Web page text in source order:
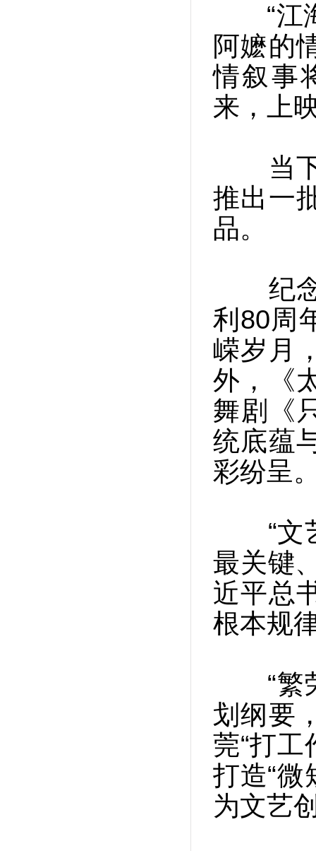
“江海
阿嬷的
情叙事
来，上
当下
推出一
品。
纪念
利80周
嵘岁月
外，《
舞剧《
统底蕴
彩纷呈
“文艺
最关键
近平总
根本规
“繁荣
划纲要
莞“打工
打造“微
为文艺